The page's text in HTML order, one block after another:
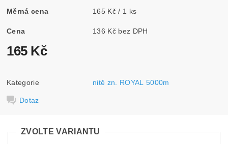
Měrná cena 165 Kč / 1 ks
Cena 136 Kč bez DPH
165 Kč
Kategorie nitě zn. ROYAL 5000m
Dotaz
ZVOLTE VARIANTU